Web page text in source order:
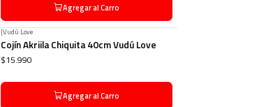
Agregar al Carro
|Vudú Love
Cojín Akriila Chiquita 40cm Vudú Love
$15.990
Agregar al Carro